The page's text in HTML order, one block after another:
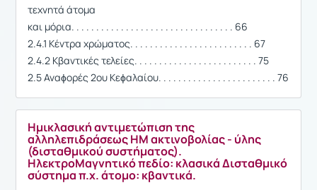
τεχνητά άτομα
και μόρια. . . . . . . . . . . . . . . . . . . . . . . . . . . . . . . . . 66
2.4.1 Κέντρα χρώματος. . . . . . . . . . . . . . . . . . . . . . . . . 67
2.4.2 Κβαντικές τελείες. . . . . . . . . . . . . . . . . . . . . . . . . 75
2.5 Αναϕορές 2ου Κεϕαλαίου. . . . . . . . . . . . . . . . . . . . . . . . 76
Ημικλασική αντιμετώπιση της
αλληλεπιδράσεως ΗΜ ακτινοβολίας - ύλης
(δισταθμικού συστήματος).
ΗλεκτροΜαγνητικό πεδίο: κλασικά Δισταθμικό
σύστημα π.χ. άτομο: κβαντικά.